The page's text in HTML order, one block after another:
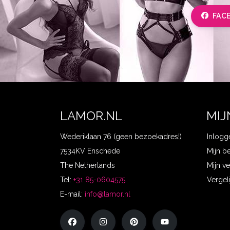
LAMOR.NL
Wederiklaan 76 (geen bezoekadres!)
7534KV Enschede
The Netherlands
Tel: +31 85-0604575
E-mail: info@lamor.nl
Mijn
Mijn